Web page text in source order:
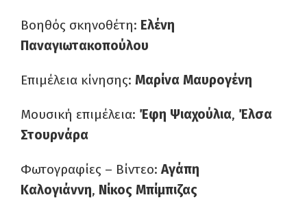
Βοηθός σκηνοθέτη: Ελένη
Παναγιωτακοπούλου
Επιμέλεια κίνησης: Μαρίνα Μαυρογένη
Μουσική επιμέλεια: Έφη Ψιαχούλια, Έλσα
Στουρνάρα
Φωτογραφίες – Βίντεο: Αγάπη
Καλογιάννη, Νίκος Μπίμπιζας